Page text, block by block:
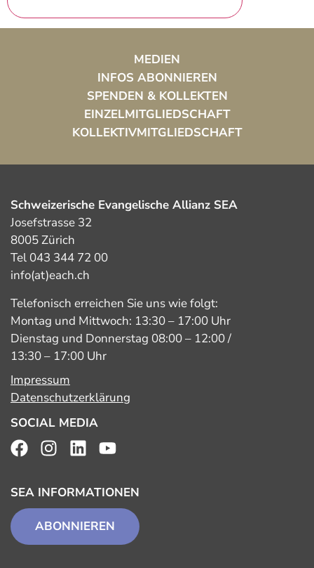
MEDIEN
INFOS ABONNIEREN
SPENDEN & KOLLEKTEN
EINZELMITGLIEDSCHAFT
KOLLEKTIVMITGLIEDSCHAFT
Schweizerische Evangelische Allianz SEA
Josefstrasse 32
8005 Zürich
Tel 043 344 72 00
info(at)each.ch
Telefonisch erreichen Sie uns wie folgt:
Montag und Mittwoch: 13:30 – 17:00 Uhr
Dienstag und Donnerstag 08:00 – 12:00 /
13:30 – 17:00 Uhr
Impressum
Datenschutzerklärung
SOCIAL MEDIA
SEA INFORMATIONEN
ABONNIEREN